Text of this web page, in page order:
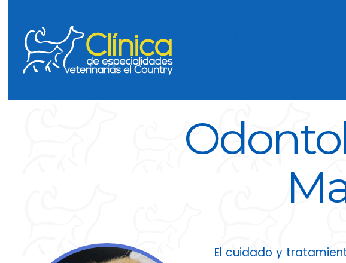
El cuidado y